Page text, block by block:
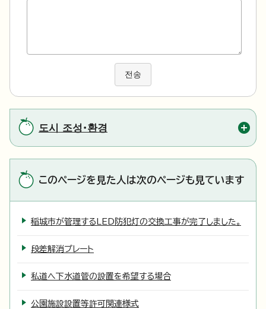
전송
도시 조성・환경
このページを見た人は次のページも見ています
稲城市が管理するLED防犯灯の交換工事が完了しました。
段差解消プレート
私道へ下水道管の設置を希望する場合
公園施設設置等許可関連様式